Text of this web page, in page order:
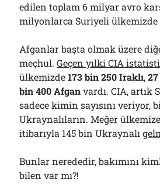
edilen toplam 6 milyar avro
milyonlarca Suriyeli ülkemizde
Afganlar başta olmak üzere
meçhul.Geçen yılki CIA
ülkemizde173 bin 250 Iraklı,
bin 400 Afganvardı. CIA, artık
sadece kimin sayısını veriyor,
Ukraynalıların. Meğer ülkemize
itibarıyla 145 bin Ukraynalı
Bunlar nerededir, bakımını
bilen var mı?!